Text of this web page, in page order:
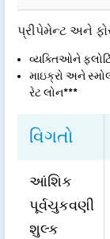
પ્રીપેમેન્ટ અને
વ્યક્તિઓને
માઇક્રો અને
રેટ લોન***
વિગતો
આંશિક
પૂર્વચુકવણી
શુલ્ક